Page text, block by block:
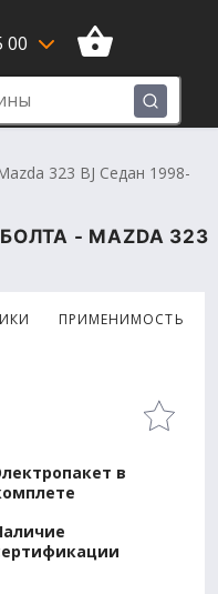
00
323 BJ Седан 1998-
- MAZDA 323
ПРИМЕНИМОСТЬ
12 человек
в